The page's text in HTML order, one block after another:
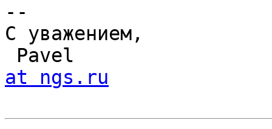
--
С уважением,
Pavel
at ngs.ru